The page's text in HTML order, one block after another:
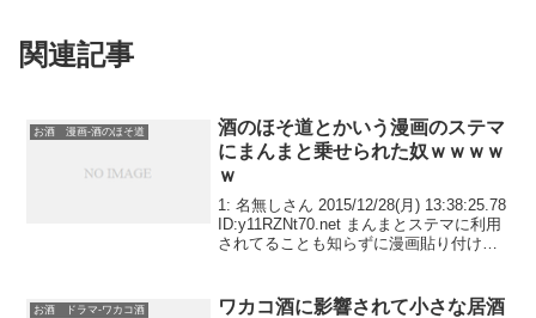
関連記事
お酒 漫画-酒のほそ道
酒のほそ道とかいう漫画のステマ
にまんまと乗せられた奴ｗｗｗｗ
ｗ
1: 名無しさん 2015/12/28(月) 13:38:25.78
ID:y11RZNt70.net まんまとステマに利用
されてることも知らずに漫画貼り付けて
お酒 ドラマ-ワカコ酒
ワカコ酒に影響されて小さな居酒